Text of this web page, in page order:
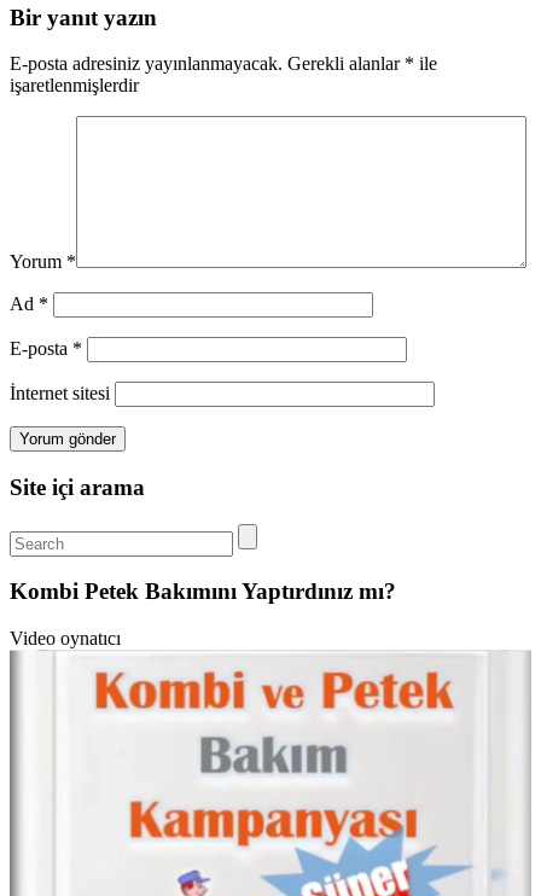
Bir yanıt yazın
E-posta adresiniz yayınlanmayacak. Gerekli alanlar * ile
işaretlenmişlerdir
Yorum *
Ad *
E-posta *
İnternet sitesi
Site içi arama
Kombi Petek Bakımını Yaptırdınız mı?
Video oynatıcı